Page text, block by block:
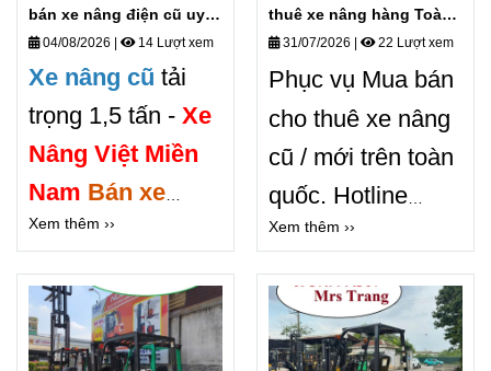
bán xe nâng điện cũ uy
tín giá rẻ
04/08/2026 14 Lượt xem
Xe nâng cũ tải
trọng 1,5 tấn - Xe
Nâng Việt Miền
Nam Bán xe
nâng điện 1,5 tấn
cũ UY TÍN GIÁ
RẺ.
dịch vụ cho
thuê xe nâng và
Xem thêm ››
thuê xe nâng hàng Toàn
quốc
31/07/2026 22 Lượt xem
Phục vụ Mua bán
cho thuê xe nâng
cũ / mới trên toàn
quốc. Hotline
0987.999.307 /
0868. 405.519Ms
Trang.Mua bán
kinh doanh xe
Xem thêm ››